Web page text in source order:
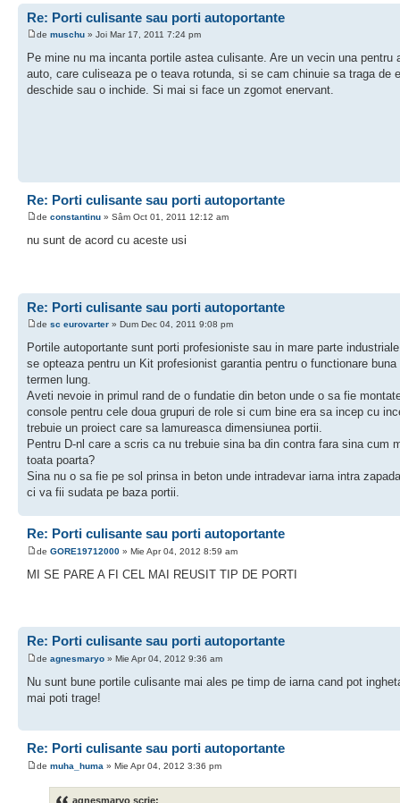
Re: Porti culisante sau porti autoportante
de muschu » Joi Mar 17, 2011 7:24 pm
Pe mine nu ma incanta portile astea culisante. Are un vecin una pentru
auto, care culiseaza pe o teava rotunda, si se cam chinuie sa traga de
deschide sau o inchide. Si mai si face un zgomot enervant.
Re: Porti culisante sau porti autoportante
de constantinu » Sâm Oct 01, 2011 12:12 am
nu sunt de acord cu aceste usi
Re: Porti culisante sau porti autoportante
de sc eurovarter » Dum Dec 04, 2011 9:08 pm
Portile autoportante sunt porti profesioniste sau in mare parte
se opteaza pentru un Kit profesionist garantia pentru o functionare buna
termen lung.
Aveti nevoie in primul rand de o fundatie din beton unde o sa fie
console pentru cele doua grupuri de role si cum bine era sa incep cu
trebuie un proiect care sa lamureasca dimensiunea portii.
Pentru D-nl care a scris ca nu trebuie sina ba din contra fara sina cum
toata poarta?
Sina nu o sa fie pe sol prinsa in beton unde intradevar iarna intra
ci va fii sudata pe baza portii.
Re: Porti culisante sau porti autoportante
de GORE19712000 » Mie Apr 04, 2012 8:59 am
MI SE PARE A FI CEL MAI REUSIT TIP DE PORTI
Re: Porti culisante sau porti autoportante
de agnesmaryo » Mie Apr 04, 2012 9:36 am
Nu sunt bune portile culisante mai ales pe timp de iarna cand pot
mai poti trage!
Re: Porti culisante sau porti autoportante
de muha_huma » Mie Apr 04, 2012 3:36 pm
agnesmaryo scrie: